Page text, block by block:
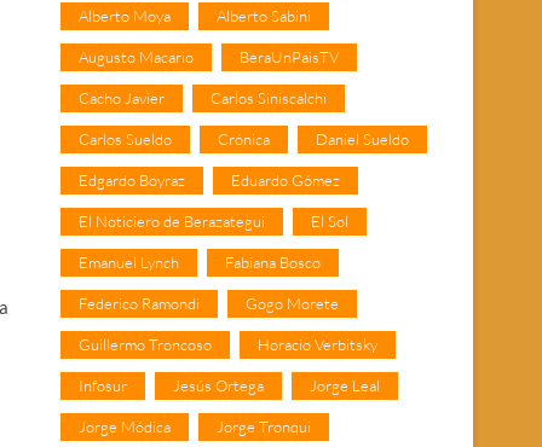
Alberto Moya Alberto Sabini
Augusto Macario BeraUnPaisTV
Cacho Javier Carlos Siniscalchi
Carlos Sueldo Crónica Daniel Sueldo
Edgardo Boyraz Eduardo Gómez
El Noticiero de Berazategui El Sol
Emanuel Lynch Fabiana Bosco
Federico Ramondi Gogo Morete
Guillermo Troncoso Horacio Verbitsky
Infosur Jesús Ortega Jorge Leal
Jorge Módica Jorge Tronqui